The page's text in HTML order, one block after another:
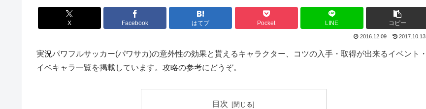
X Facebook はてブ Pocket LINE コピー
2016.12.09 2017.10.13
実況パワフルサッカー(パワサカ)の意外性の効果と貰えるキャラクター、コツの入手・取得が出来るイベント・
イベキャラ一覧を掲載しています。攻略の参考にどうぞ。
目次